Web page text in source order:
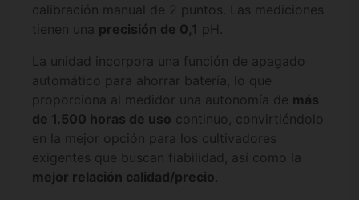
calibración manual de 2 puntos. Las mediciones
tienen una precisión de 0,1 pH.
La unidad incorpora una función de apagado
automático para ahorrar batería, lo que
proporciona al medidor una autonomía de más
de 1.500 horas de uso continuo, convirtiéndolo
en la mejor opción para los cultivadores
exigentes que buscan fiabilidad, así como la
mejor relación calidad/precio.